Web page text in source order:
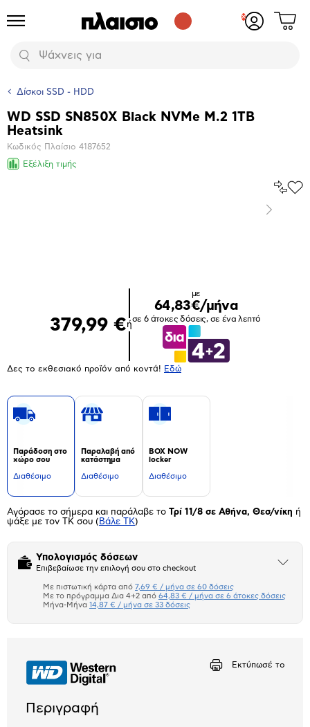
Προϊόντα
Αναζήτηση
Δες
Δίσκοι SSD - HDD
Βασικά
χαρακτηριστικά
WD SSD SN850X Black NVMe M.2 1TB
Heatsink
Κωδικός Πλαίσιο 4187652
Εξέλιξη τιμής
Επόμενο
379,99 €ή
με
64,83€/μήνα
σε 6 άτοκες δόσεις, σε ένα λεπτό
Δες το εκθεσιακό προϊόν από κοντά! Eδώ
Παράδοση στο
χώρο σου
Διαθέσιμο
Παραλαβή από
κατάστημα
Διαθέσιμο
BOX NOW
locker
Διαθέσιμο
Αγόρασε το σήμερα και παράλαβε το Τρί 11/8 σε Αθήνα, Θεσ/νίκη ή
ψάξε με τον ΤΚ σου ( Βάλε ΤΚ)
Υπολογισμός δόσεων
Επιβεβαίωσε την επιλογή σου στο checkout
Άνοιξε
Πιστωτική κάρτα
Αριθμός δόσεων
Με πιστωτική κάρτα από 7,69 € / μήνα σε 60 δόσεις
Με το πρόγραμμα Δια 4+2 από 64,83 € / μήνα σε 6 άτοκες δόσεις
Μήνα-Μήνα 14,87 € / μήνα σε 33 δόσεις
Εκτύπωσέ το
Περιγραφή